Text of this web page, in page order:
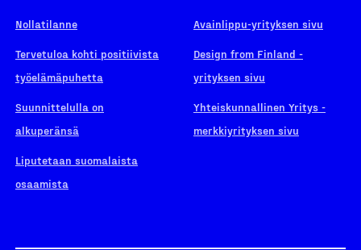
Nollatilanne
Tervetuloa kohti positiivista
työelämäpuhetta
Suunnittelulla on
alkuperänsä
Liputetaan suomalaista
osaamista
Avainlippu-yrityksen sivu
Design from Finland -
yrityksen sivu
Yhteiskunnallinen Yritys -
merkkiyrityksen sivu